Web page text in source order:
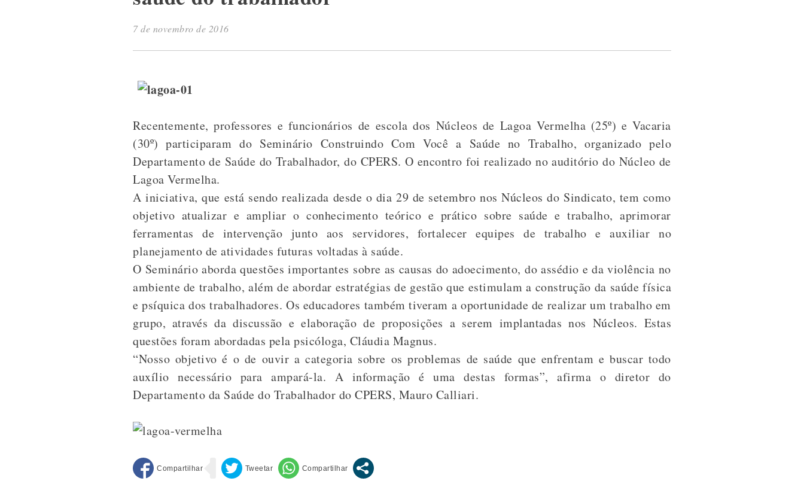
7 de novembro de 2016
Recentemente, professores e funcionários de escola dos Núcleos de Lagoa Vermelha (25º) e Vacaria
(30º) participaram do Seminário Construindo Com Você a Saúde no Trabalho, organizado pelo
Departamento de Saúde do Trabalhador, do CPERS. O encontro foi realizado no auditório do Núcleo de
Lagoa Vermelha.
A iniciativa, que está sendo realizada desde o dia 29 de setembro nos Núcleos do Sindicato, tem como
objetivo atualizar e ampliar o conhecimento teórico e prático sobre saúde e trabalho, aprimorar
ferramentas de intervenção junto aos servidores, fortalecer equipes de trabalho e auxiliar no
planejamento de atividades futuras voltadas à saúde.
O Seminário aborda questões importantes sobre as causas do adoecimento, do assédio e da violência no
ambiente de trabalho, além de abordar estratégias de gestão que estimulam a construção da saúde física
e psíquica dos trabalhadores. Os educadores também tiveram a oportunidade de realizar um trabalho em
grupo, através da discussão e elaboração de proposições a serem implantadas nos Núcleos. Estas
questões foram abordadas pela psicóloga, Cláudia Magnus.
“Nosso objetivo é o de ouvir a categoria sobre os problemas de saúde que enfrentam e buscar todo
auxílio necessário para ampará-la. A informação é uma destas formas”, afirma o diretor do
Departamento da Saúde do Trabalhador do CPERS, Mauro Calliari.